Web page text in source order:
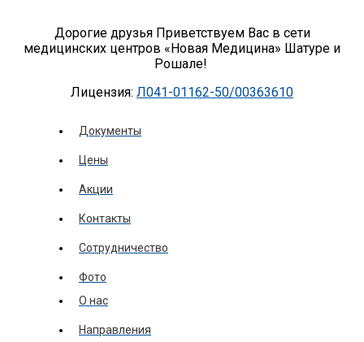
Дорогие друзья Приветствуем Вас в сети
медицинских центров «Новая Медицина» Шатуре и
Рошале!
Лицензия: Л041-01162-50/00363610
Документы
Цены
Акции
Контакты
Сотрудничество
Фото
О нас
Направления